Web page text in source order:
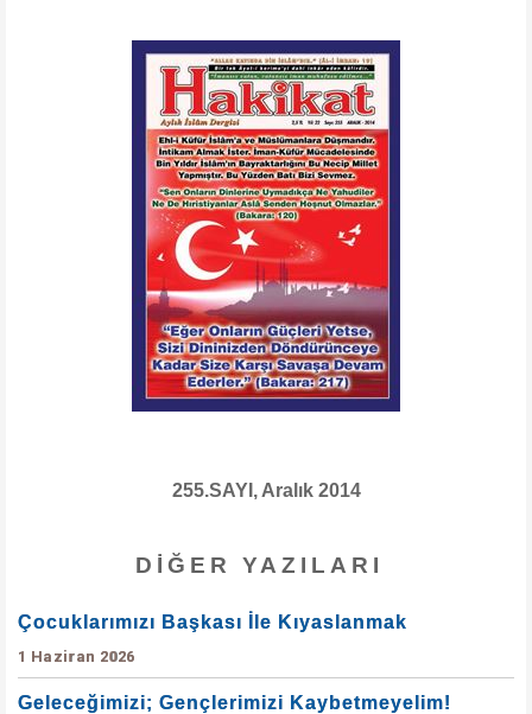
255.SAYI, Aralık 2014
DIĞER YAZILARI
Çocuklarımızı Başkası İle Kıyaslanmak
1 Haziran 2026
Geleceğimizi; Gençlerimizi Kaybetmeyelim!